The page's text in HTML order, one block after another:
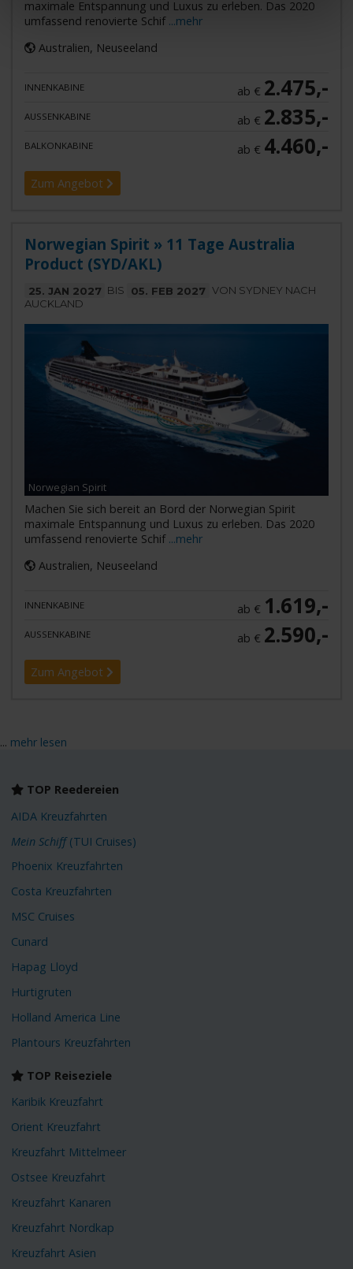
maximale Entspannung und Luxus zu erleben. Das 2020
umfassend renovierte Schif ...mehr
Australien, Neuseeland
INNENKABINE ab € 2.475,-
AUSSENKABINE ab € 2.835,-
BALKONKABINE ab € 4.460,-
Zum Angebot
Norwegian Spirit » 11 Tage Australia
Product (SYD/AKL)
25. JAN 2027 BIS 05. FEB 2027 VON SYDNEY NACH
AUCKLAND
Norwegian Spirit
Machen Sie sich bereit an Bord der Norwegian Spirit
maximale Entspannung und Luxus zu erleben. Das 2020
umfassend renovierte Schif ...mehr
Australien, Neuseeland
INNENKABINE ab € 1.619,-
AUSSENKABINE ab € 2.590,-
Zum Angebot
... mehr lesen
TOP Reedereien
AIDA Kreuzfahrten
Mein Schiff(TUI Cruises)
Phoenix Kreuzfahrten
Costa Kreuzfahrten
MSC Cruises
Cunard
Hapag Lloyd
Hurtigruten
Holland America Line
Plantours Kreuzfahrten
TOP Reiseziele
Karibik Kreuzfahrt
Orient Kreuzfahrt
Kreuzfahrt Mittelmeer
Ostsee Kreuzfahrt
Kreuzfahrt Kanaren
Kreuzfahrt Nordkap
Kreuzfahrt Asien